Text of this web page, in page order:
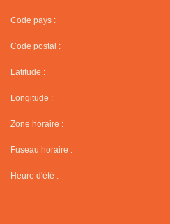
Code pays :
Code postal :
Latitude :
Longitude :
Zone horaire :
Fuseau horaire :
Heure d'été :